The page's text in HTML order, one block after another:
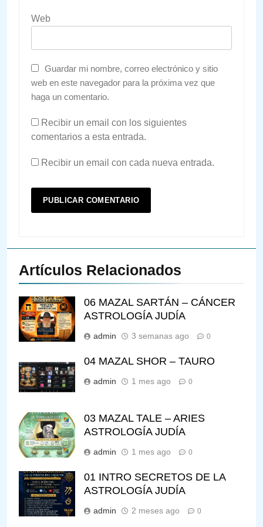
Web
Guardar mi nombre, correo electrónico y sitio
web en este navegador para la próxima vez que
haga un comentario.
Recibir un email con los siguientes
comentarios a esta entrada.
Recibir un email con cada nueva entrada.
Artículos Relacionados
06 MAZAL SARTÁN – CÁNCER
ASTROLOGÍA JUDÍA
admin 3 semanas ago 0
04 MAZAL SHOR – TAURO
admin 1 mes ago 0
03 MAZAL TALE – ARIES
ASTROLOGÍA JUDÍA
admin 1 mes ago 0
01 INTRO SECRETOS DE LA
ASTROLOGÍA JUDÍA
admin 2 meses ago 0